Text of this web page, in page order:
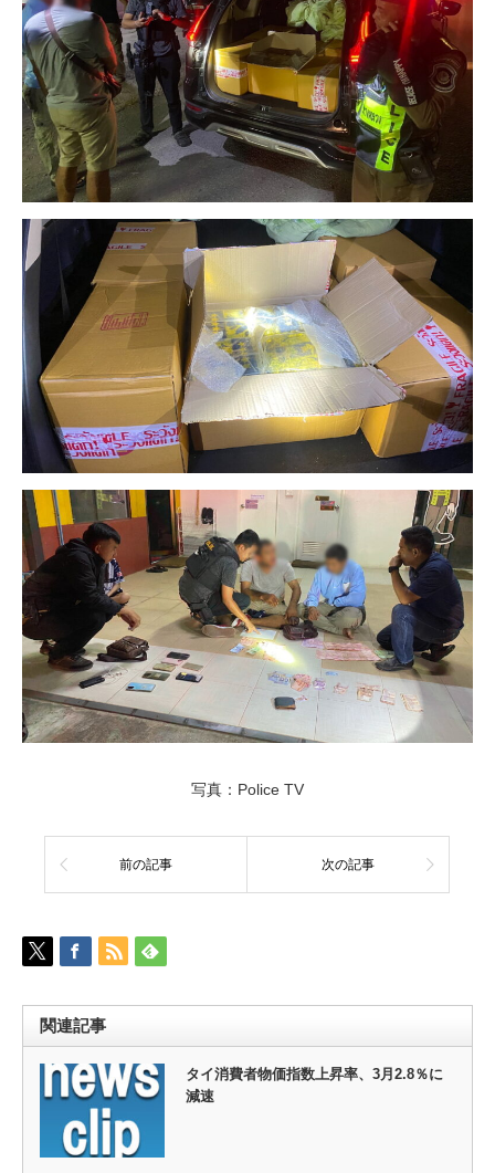
写真：Police TV
前の記事 次の記事
関連記事
タイ消費者物価指数上昇率、3月2.8％に
減速